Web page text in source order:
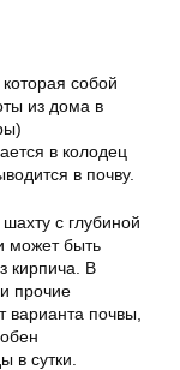
собой
из дома в
в колодец
в почву.
с глубиной
может быть
кирпича. В
прочие
почвы,
в сутки.